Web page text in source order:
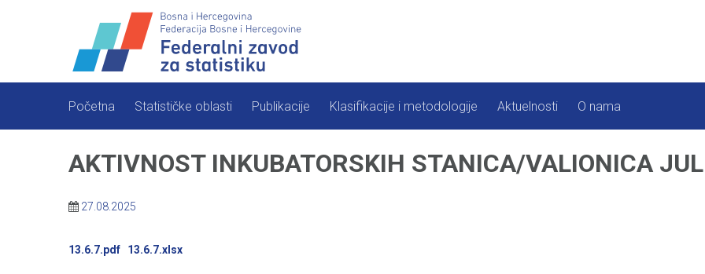
Početna Statističke oblasti Publikacije Klasifikacije i metodologije Aktuelnosti O nama
AKTIVNOST INKUBATORSKIH STANICA/VALIONICA
27.08.2025
13.6.7.pdf 13.6.7.xlsx